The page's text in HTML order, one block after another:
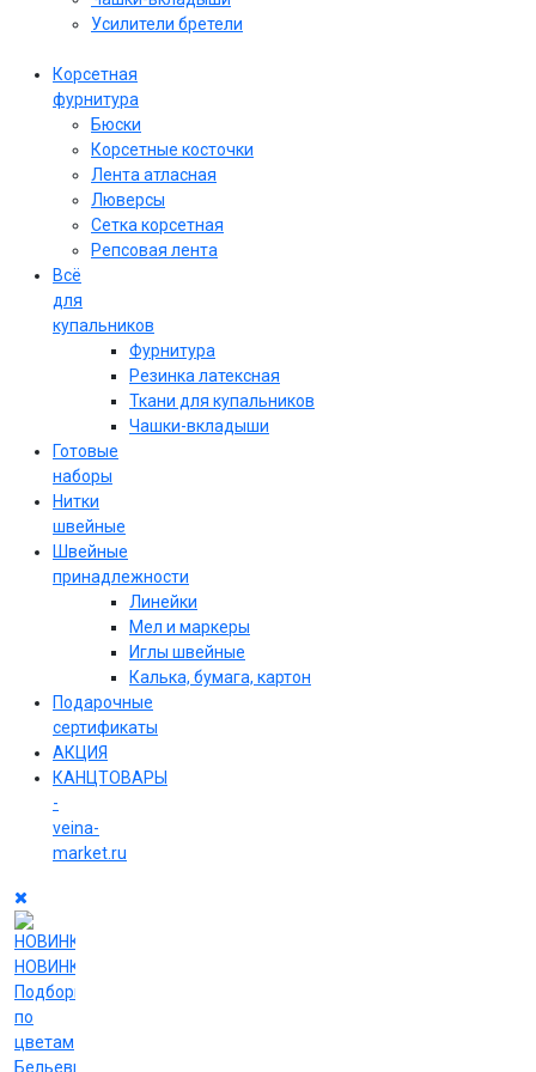
Усилители бретели
Корсетная
фурнитура
Бюски
Корсетные косточки
Лента атласная
Люверсы
Сетка корсетная
Репсовая лента
Всё
для
купальников
Фурнитура
Резинка латексная
Ткани для купальников
Чашки-вкладыши
Готовые
наборы
Нитки
швейные
Швейные
принадлежности
Линейки
Мел и маркеры
Иглы швейные
Калька, бумага, картон
Подарочные
сертификаты
АКЦИЯ
КАНЦТОВАРЫ
-
veina-
market.ru
НОВИНКИ
Подборки
по
цветам
Бельевые